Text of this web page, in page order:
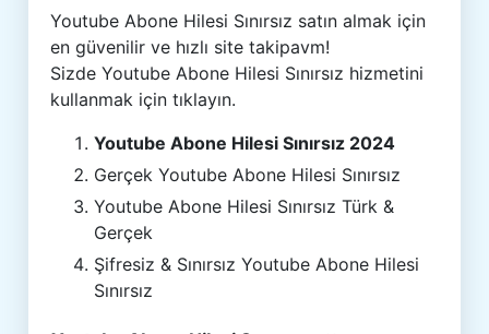
Youtube Abone Hilesi Sınırsız satın almak için
en güvenilir ve hızlı site takipavm!
Sizde Youtube Abone Hilesi Sınırsız hizmetini
kullanmak için tıklayın.
Youtube Abone Hilesi Sınırsız 2024
Gerçek Youtube Abone Hilesi Sınırsız
Youtube Abone Hilesi Sınırsız Türk &
Gerçek
Şifresiz & Sınırsız Youtube Abone Hilesi
Sınırsız